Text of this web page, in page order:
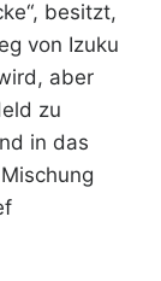
besitzt,
von Izuku
aber
zu
in das